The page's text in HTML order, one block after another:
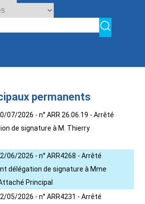
permanents
07/2026 - n° ARR 26.06.19 - Arrêté
de signature à M. Thierry
06/2026 - n° ARR4268 - Arrêté
délégation de signature à Mme
Principal
05/2026 - n° ARR4231 - Arrêté